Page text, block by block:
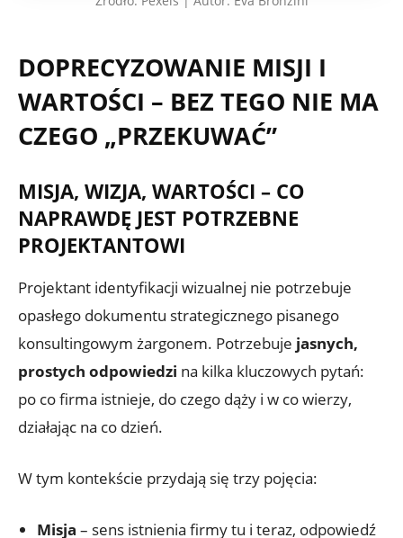
DOPRECYZOWANIE MISJI I
WARTOŚCI – BEZ TEGO NIE MA
CZEGO „PRZEKUWAĆ”
MISJA, WIZJA, WARTOŚCI – CO
NAPRAWDĘ JEST POTRZEBNE
PROJEKTANTOWI
Projektant identyfikacji wizualnej nie potrzebuje
opasłego dokumentu strategicznego pisanego
konsultingowym żargonem. Potrzebuje jasnych,
prostych odpowiedzi na kilka kluczowych pytań:
po co firma istnieje, do czego dąży i w co wierzy,
działając na co dzień.
W tym kontekście przydają się trzy pojęcia:
Misja – sens istnienia firmy tu i teraz, odpowiedź